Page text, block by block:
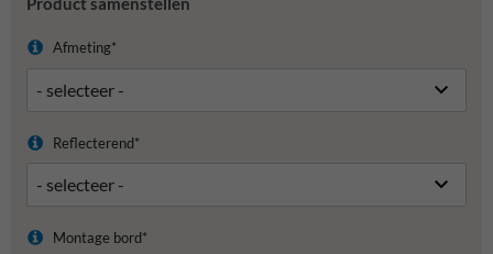
Afmeting*
Reflecterend*
Montage bord*